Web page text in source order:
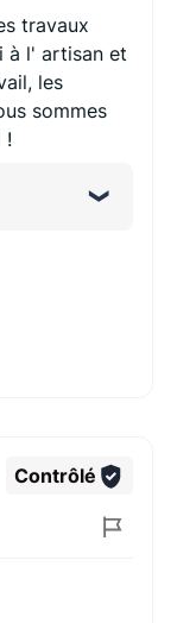
travaux
à l' artisan et
les
sommes
!
Contrôlé